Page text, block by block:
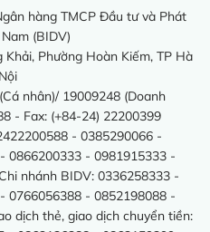
hàng TMCP Đầu tư và Phát
(BIDV)
Phường Hoàn Kiếm, TP Hà
Nội
nhân)/ 19009248 (Doanh
- Fax: (+84-24) 22200399
- 0385290066 -
0866200333 - 0981915333 -
nhánh BIDV: 0336258333 -
0766056388 - 0852198088 -
dịch thẻ, giao dịch chuyển tiền: